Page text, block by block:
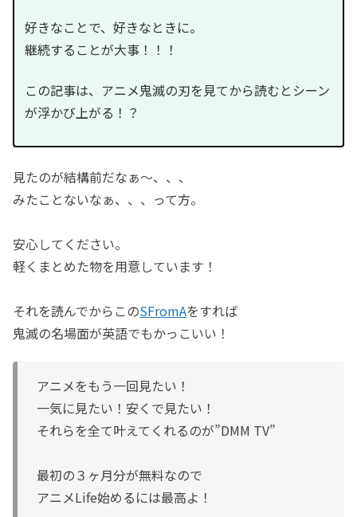
好きなことで、好きなときに。
継続することが大事！！！
この記事は、アニメ鬼滅の刃を見てから読むとシーン
が浮かび上がる！？
見たのが結構前だなぁ〜、、、
みたことないなぁ、、、って方。
安心してください。
軽くまとめた物を用意しています！
それを読んでからこのSFromAをすれば
鬼滅の名場面が英語でもかっこいい！
アニメをもう一回見たい！
一気に見たい！安くで見たい！
それらを全て叶えてくれるのが”DMM TV”
最初の３ヶ月分が無料なので
アニメLife始めるには最高よ！